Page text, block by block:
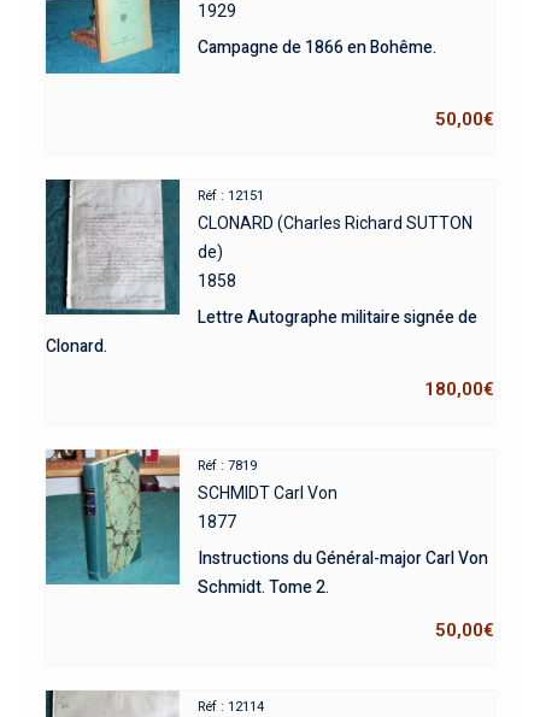
1929
Campagne de 1866 en Bohême.
50,00€
Réf : 12151
CLONARD (Charles Richard SUTTON
de)
1858
Lettre Autographe militaire signée de
Clonard.
180,00€
Réf : 7819
SCHMIDT Carl Von
1877
Instructions du Général-major Carl Von
Schmidt. Tome 2.
50,00€
Réf : 12114